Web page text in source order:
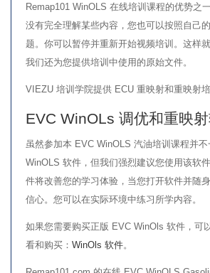
Remap101 WinOLS 在线培训课程的优势之
没有完全理解某些内容，您也可以按照自己
题。你可以暂停并重新开始视频培训。这样
我们还为您提供培训中使用的原始文件。
VIEZU 培训学院提供 ECU 重映射和重映射培
EVC WinOLs 调优和重映
虽然参加本 EVC WinOLS 汽油培训课程并
WinOLS 软件，但我们强烈建议您使用该软
件将改善您的学习体验，当您打开软件并随
信心。您可以在实际环境中练习所学内容。
如果您需要购买正版 EVC WinOls 软件，可
看和购买： WinOls 软件。